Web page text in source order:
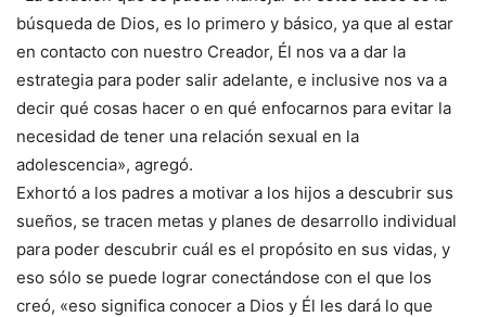
búsqueda de Dios, es lo primero y básico, ya que al estar
en contacto con nuestro Creador, Él nos va a dar la
estrategia para poder salir adelante, e inclusive nos va a
decir qué cosas hacer o en qué enfocarnos para evitar la
necesidad de tener una relación sexual en la
adolescencia», agregó.
Exhortó a los padres a motivar a los hijos a descubrir sus
sueños, se tracen metas y planes de desarrollo individual
para poder descubrir cuál es el propósito en sus vidas, y
eso sólo se puede lograr conectándose con el que los
creó, «eso significa conocer a Dios y Él les dará lo que